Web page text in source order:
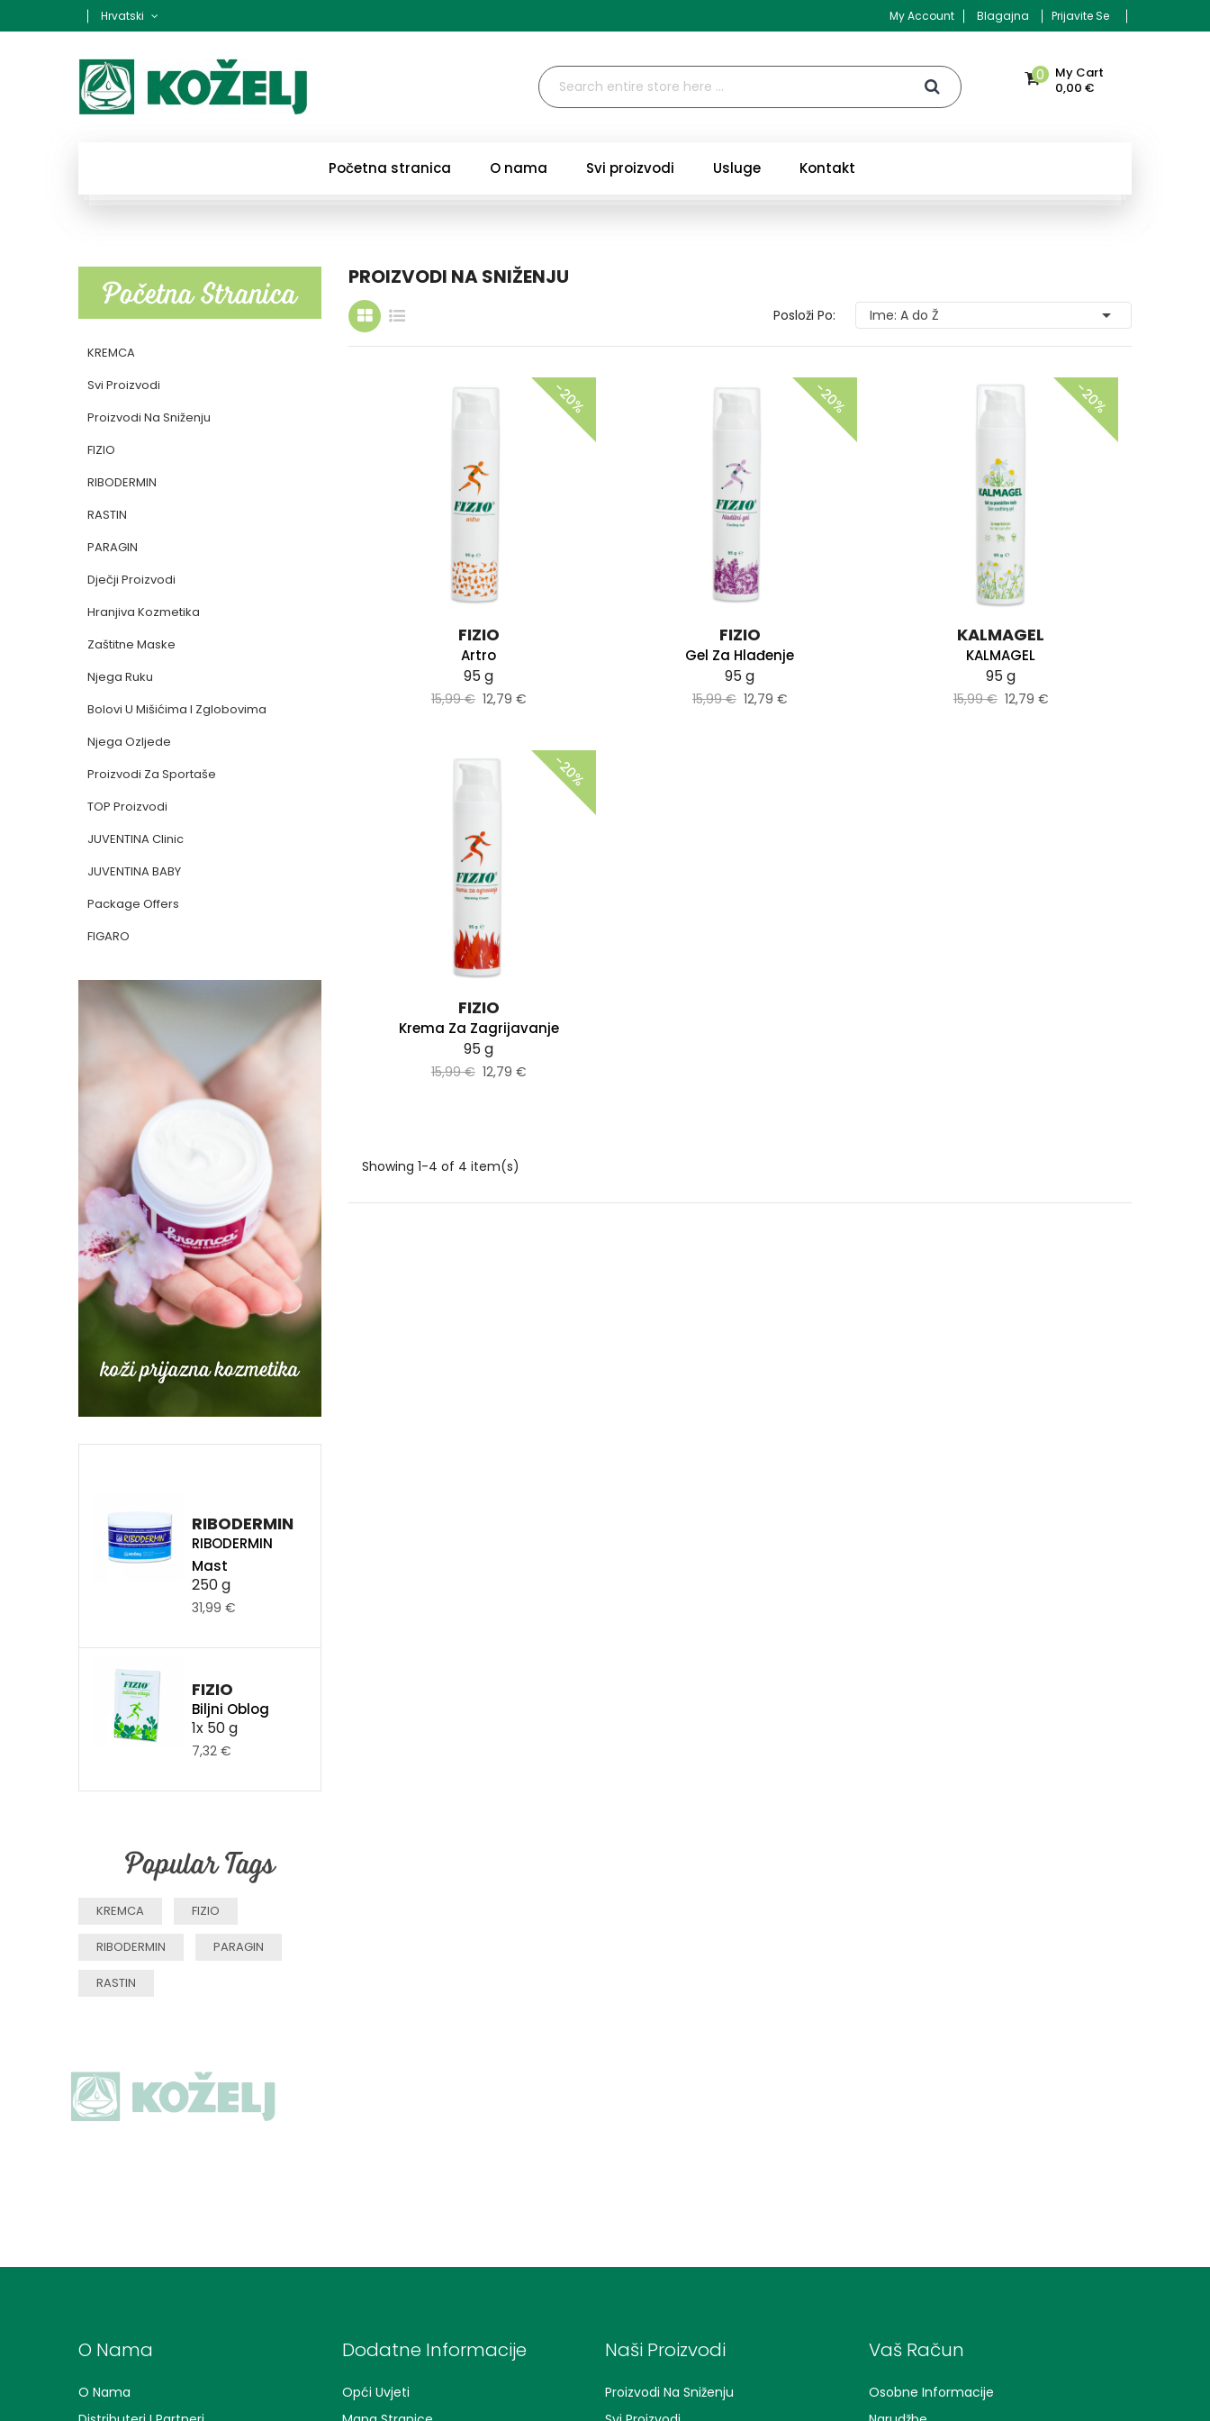
Hrvatski My Account Blagajna Prijavite Se
My Cart
0
0,00 €
Početna stranica O nama Svi proizvodi Usluge Kontakt
Početna Stranica
KREMCA
Svi Proizvodi
Proizvodi Na Sniženju
FIZIO
RIBODERMIN
RASTIN
PARAGIN
Dječji Proizvodi
Hranjiva Kozmetika
Zaštitne Maske
Njega Ruku
Bolovi U Mišićima I Zglobovima
Njega Ozljede
Proizvodi Za Sportaše
TOP Proizvodi
JUVENTINA Clinic
JUVENTINA BABY
Package Offers
FIGARO
RIBODERMIN
RIBODERMIN
Mast
250 g
31,99 €
FIZIO
Biljni Oblog
1x 50 g
7,32 €
Popular Tags
KREMCA FIZIO
RIBODERMIN PARAGIN
RASTIN
PROIZVODI NA SNIŽENJU
Posloži Po: Ime: A do Ž 
−20%
FIZIO
Artro
95 g
15,99 € 12,79 €
−20%
FIZIO
Gel Za Hlađenje
95 g
15,99 € 12,79 €
−20%
KALMAGEL
KALMAGEL
95 g
15,99 € 12,79 €
−20%
FIZIO
Krema Za Zagrijavanje
95 g
15,99 € 12,79 €
Showing 1-4 of 4 item(s)
O Nama
O Nama
Dodatne Informacije
Opći Uvjeti
Naši Proizvodi
Proizvodi Na Sniženju
Vaš Račun
Osobne Informacije